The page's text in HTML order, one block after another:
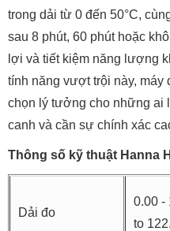
trong dải từ 0 đến 50°C,
sau 8 phút, 60 phút hoặc
lợi và tiết kiệm năng lượng
tính năng vượt trội này, máy
chọn lý tưởng cho những ai
canh và cần sự chính xác
Thông số kỹ thuật Hanna
Dải đo
0.00 -
to